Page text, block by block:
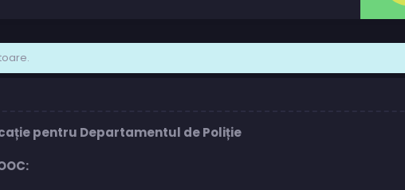
pentru Departamentul de Poliție